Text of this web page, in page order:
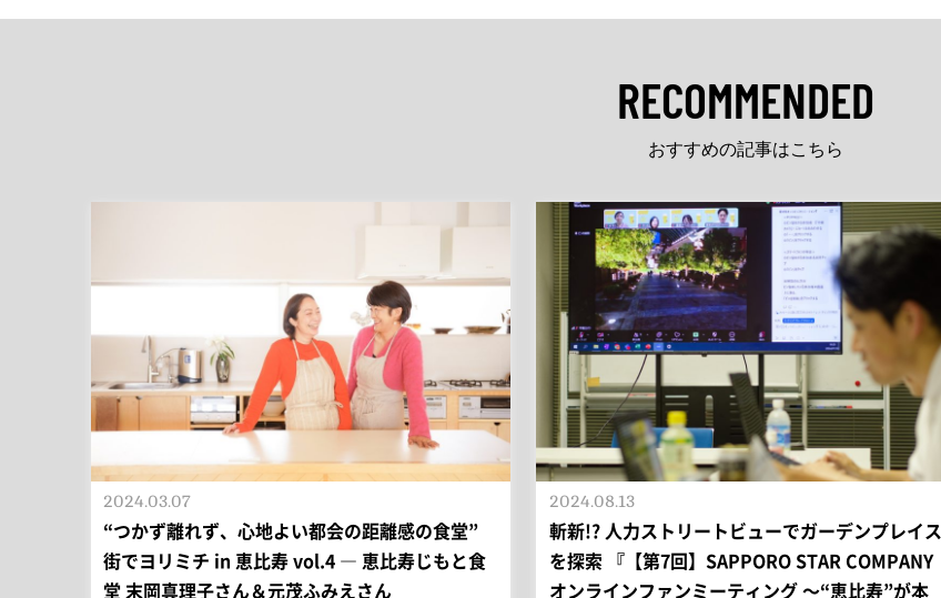
RECOMMENDED
おすすめの記事はこちら
“つかず離れず、心地よい都会の距離感の食堂”
街でヨリミチ in 恵比寿 vol.4 ― 恵比寿じもと食
堂 末岡真理子さん＆元茂ふみえさん
2024.03.07
斬新!? 人力ストリートビューでガーデンプレイス
を探索 『【第7回】SAPPORO STAR COMPANY
オンラインファンミーティング ～“恵比寿”が本
2024.08.13